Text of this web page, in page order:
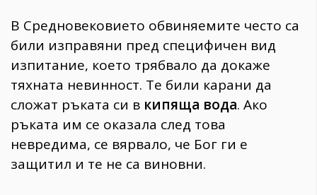
В Средновековието обвиняемите често са
били изправяни пред специфичен вид
изпитание, което трябвало да докаже
тяхната невинност. Те били карани да
сложат ръката си в кипяща вода. Ако
ръката им се оказала след това
невредима, се вярвало, че Бог ги е
защитил и те не са виновни.